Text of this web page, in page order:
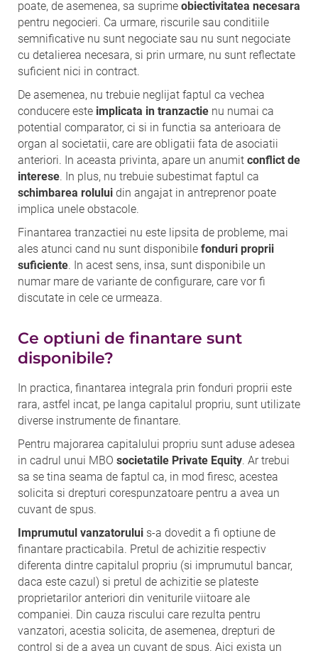
poate, de asemenea, sa suprime obiectivitatea necesara
pentru negocieri. Ca urmare, riscurile sau conditiile
semnificative nu sunt negociate sau nu sunt negociate
cu detalierea necesara, si prin urmare, nu sunt reflectate
suficient nici in contract.
De asemenea, nu trebuie neglijat faptul ca vechea
conducere este implicata in tranzactie nu numai ca
potential comparator, ci si in functia sa anterioara de
organ al societatii, care are obligatii fata de asociatii
anteriori. In aceasta privinta, apare un anumit conflict de
interese. In plus, nu trebuie subestimat faptul ca
schimbarea rolului din angajat in antreprenor poate
implica unele obstacole.
Finantarea tranzactiei nu este lipsita de probleme, mai
ales atunci cand nu sunt disponibile fonduri proprii
suficiente. In acest sens, insa, sunt disponibile un
numar mare de variante de configurare, care vor fi
discutate in cele ce urmeaza.
Ce optiuni de finantare sunt
disponibile?
In practica, finantarea integrala prin fonduri proprii este
rara, astfel incat, pe langa capitalul propriu, sunt utilizate
diverse instrumente de finantare.
Pentru majorarea capitalului propriu sunt aduse adesea
in cadrul unui MBO societatile Private Equity. Ar trebui
sa se tina seama de faptul ca, in mod firesc, acestea
solicita si drepturi corespunzatoare pentru a avea un
cuvant de spus.
Imprumutul vanzatorului s-a dovedit a fi optiune de
finantare practicabila. Pretul de achizitie respectiv
diferenta dintre capitalul propriu (si imprumutul bancar,
daca este cazul) si pretul de achizitie se plateste
proprietarilor anteriori din veniturile viitoare ale
companiei. Din cauza riscului care rezulta pentru
vanzatori, acestia solicita, de asemenea, drepturi de
control si de a avea un cuvant de spus. Aici exista un